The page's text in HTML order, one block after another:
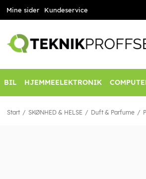
Mine sider Kundeservice
BIL HJEMMEELEKTRONIK
Start SKØNHED & HELSE Duft & Parfume